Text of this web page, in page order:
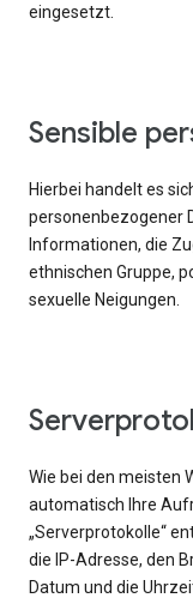
eingesetzt.
Sensible
Hierbei handelt es
personenbezogener
Informationen, die
ethnischen Gruppe,
sexuelle Neigungen.
Wie bei den meisten
automatisch Ihre
„Serverprotokolle“
die IP-Adresse, den
Datum und die